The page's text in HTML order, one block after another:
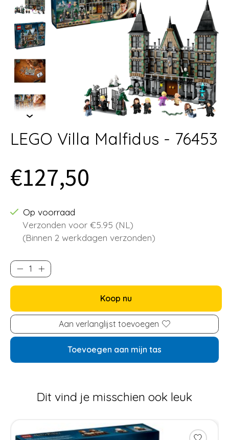
LEGO Villa Malfidus - 76453
€127,50
Op voorraad
Verzonden voor €5.95 (NL)
(Binnen 2 werkdagen verzonden)
Koop nu
Aan verlanglijst toevoegen
Toevoegen aan mijn tas
Dit vind je misschien ook leuk
Items van productcarrousel